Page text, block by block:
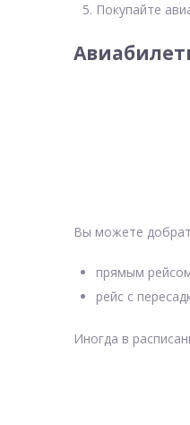
Покупайте
Вы можете
прямым
рейс с
Иногда в